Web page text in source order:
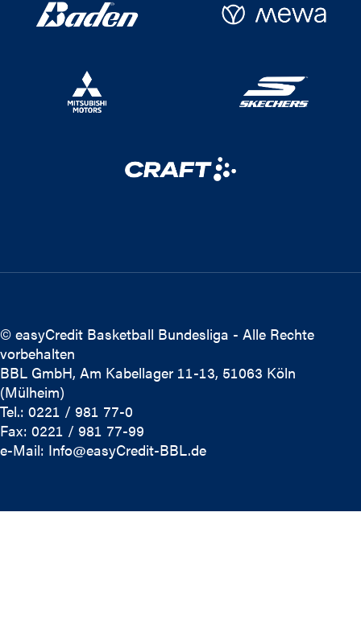
© easyCredit Basketball Bundesliga - Alle Rechte
vorbehalten
BBL GmbH, Am Kabellager 11-13, 51063 Köln
(Mülheim)
Tel.: 0221 / 981 77-0
Fax: 0221 / 981 77-99
e-Mail: Info@easyCredit-BBL.de